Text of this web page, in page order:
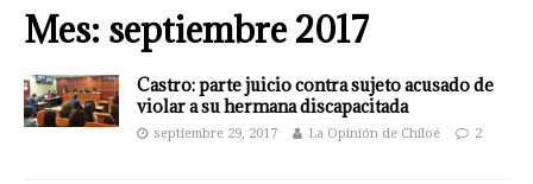
Mes: septiembre 2017
Castro: parte juicio contra sujeto acusado de
violar a su hermana discapacitada
septiembre 29, 2017 La Opinión de Chiloé 2